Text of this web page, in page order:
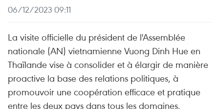
06/12/2023 09:11
La visite officielle du président de l'Assemblée
nationale (AN) vietnamienne Vuong Dinh Hue en
Thaïlande vise à consolider et à élargir de manière
proactive la base des relations politiques, à
promouvoir une coopération efficace et pratique
entre les deux pays dans tous les domaines.